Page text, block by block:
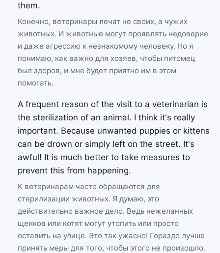
them.
Конечно, ветеринары лечат не своих, а чужих
животных. И животные могут проявлять недоверие
и даже агрессию к незнакомому человеку. Но я
понимаю, как важно для хозяев, чтобы питомец
был здоров, и мне будет приятно им в этом
помогать.
A frequent reason of the visit to a veterinarian is
the sterilization of an animal. I think it's really
important. Because unwanted puppies or kittens
can be drown or simply left on the street. It's
awful! It is much better to take measures to
prevent this from happening.
К ветеринарам часто обращаются для
стерилизации животных. Я думаю, это
действительно важное дело. Ведь нежеланных
щенков или котят могут утопить или просто
оставить на улице. Это так ужасно! Гораздо лучше
принять меры для того, чтобы этого не произошло.